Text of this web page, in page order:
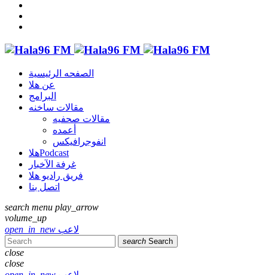
الصفحه الرئيسية
عن هلا
البرامج
مقالات ساخنه
مقالات صحفيه
أعمده
انفوجرافيكس
هلاPodcast
غرفة الآخبار
فريق راديو هلا
اتصل بنا
search menu play_arrow
volume_up
open_in_new لاعب
search Search
close
close